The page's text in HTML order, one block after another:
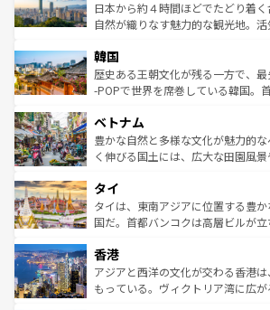
ク、伝統的なフラダンスなど、す
っている。訪れるたびに新しい発見
はコンテンツ一覧
ク）、タスマニアの美しい原生林
ど、見どころがたくさん。また、
いる。アクティビティも充実してお
ビング、ハイキングなど、アウト
い。オーストラリアの多彩な魅力
参照してほしい。
日本から約４時間ほどでたどり着
自然が織りなす魅力的な観光地。
ン）、静ひつな山岳地帯である台湾
と山間の静けさが共存しており、
驚きをもたらしてくれる。また、
容にもいいと評判のスイーツなど、
が味わえる。 なお、新着の台湾情
照してほしい。
韓国
歴史ある王朝文化が残る一方で、
-POPで世界を席巻している韓国。
き、地方に足を延ばせば四季折々の
できる。そして、キムチや焼肉、
まで、さまざまな韓国料理が待っ
リティに包まれながら、韓国の多彩
わってみてほしい。 なお
覧を参照してほしい。
ベトナム
豊かな自然と多様な文化が魅力的
く伸びる国土には、広大な田園風
急速な発展と共に伝統が息づく。ハ
ーチミン市のフランス統治時代の
醸し出している。また、バラエテ
とつ。フォーやバインミー、ベトナ
ひ現地で味わいたい。どの地域を
が旅行者を迎えてくれるので、き
タイ
タイは、東南アジアに位置する豊
国だ。首都バンコクは高層ビルが
の活気が交差している。北部ではチ
帯で自然と触れ合い、南部ではプ
いビーチでリゾート気分を楽しむ
香港
アジアと西洋の文化が交わる香港
もっている。ヴィクトリア湾に広